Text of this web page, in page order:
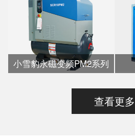
小雪豹永磁变频PM2系列
查看更多